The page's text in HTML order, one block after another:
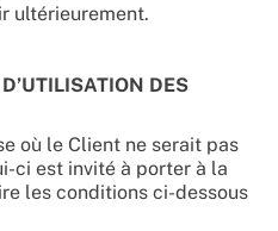
ultérieurement.
DES
où le Client ne serait pas
ci est invité à porter à la
les conditions ci-dessous